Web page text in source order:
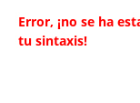
Error, ¡no se ha
tu sintaxis!